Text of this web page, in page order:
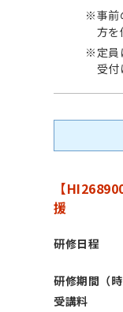
※事前
方を
※ 定
受付
【
援
研修日程
研修期間（時
受講料